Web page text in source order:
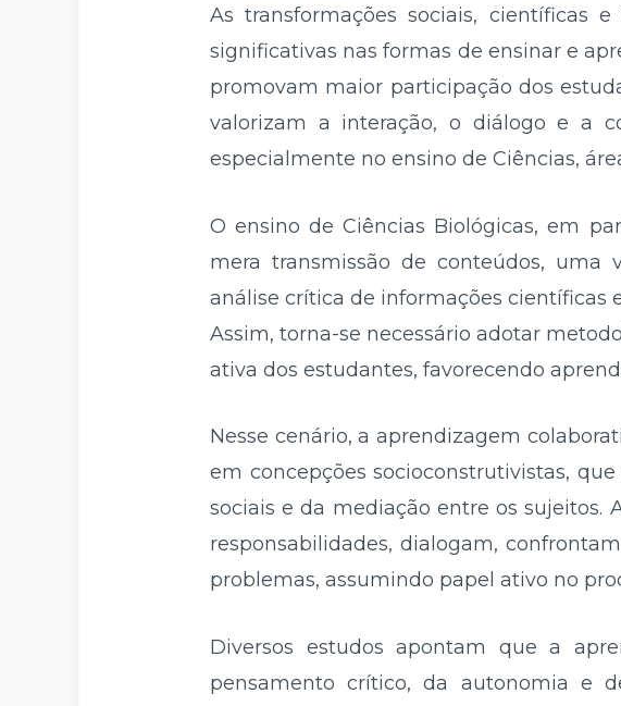
As transformações sociais, científicas
significativas nas formas de ensinar e
promovam maior participação dos
valorizam a interação, o diálogo e a
especialmente no ensino de Ciências,
O ensino de Ciências Biológicas, em
mera transmissão de conteúdos, uma
análise crítica de informações científicas
Assim, torna-se necessário adotar
ativa dos estudantes, favorecendo
Nesse cenário, a aprendizagem
em concepções socioconstrutivistas,
sociais e da mediação entre os sujeitos.
responsabilidades, dialogam,
problemas, assumindo papel ativo no
Diversos estudos apontam que a
pensamento crítico, da autonomia e